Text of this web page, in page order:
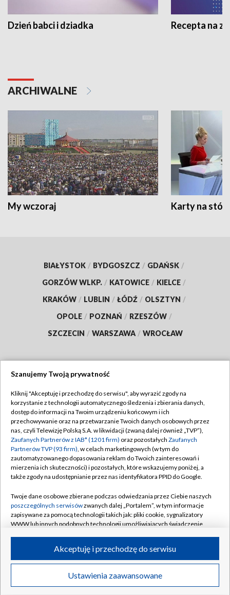
Dzień babci i dziadka Recepta na
ARCHIWALNE
My wczoraj Karty na
BIAŁYSTOK / BYDGOSZCZ / GDAŃSK /
GORZÓW WLKP. / KATOWICE / KIELCE /
KRAKÓW / LUBLIN / ŁÓDŹ / OLSZTYN /
OPOLE / POZNAŃ / RZESZÓW /
SZCZECIN / WARSZAWA / WROCŁAW
TVP
Abonament TVP
Emisja w TVP
Centrum informacji TVP
Naziemna Telewizja Cyfrowa
Rada Programowa
System NOS
Informacje o nadawcy
Program dla prasy
Ogłoszenie przetargowe
Regulamin TVP
Polityka prywatności
Moje zgody
Pomoc
Kontakt
Kanały
©2026 Telewizja Polska S.A. w likwidacji
Szanujemy Twoją prywatność
Kliknij "Akceptuję i przechodzę do serwisu", aby wyrazić zgody na
korzystanie z technologii automatycznego śledzenia i zbierania danych,
dostęp do informacji na Twoim urządzeniu końcowym i ich
przechowywanie oraz na przetwarzanie Twoich danych osobowych przez
nas, czyli Telewizję Polską S.A. w likwidacji (zwaną dalej również „TVP”),
Zaufanych Partnerów z IAB* (1201 firm) oraz pozostałych Zaufanych
Partnerów TVP (93 firm), w celach marketingowych (w tym do
zautomatyzowanego dopasowania reklam do Twoich zainteresowań i
mierzenia ich skuteczności) i pozostałych, które wskazujemy poniżej, a
także zgody na udostępnianie przez nas identyfikatora PPID do Google.
Twoje dane osobowe zbierane podczas odwiedzania przez Ciebie naszych
poszczególnych serwisówzwanych dalej „Portalem”, w tym informacje
zapisywane za pomocą technologii takich jak: pliki cookie, sygnalizatory
WWW lub innych podobnych technologii umożliwiających świadczenie
ruchu w Internecie.
Twoje dane osobowe zbierane podczas odwiedzania przez Ciebie
poszczególnych serwisówna Portalu, takie jak adresy IP, identyfikatory
Ustawienia zaawansowane
Akceptuję i przechodzę do serwisu